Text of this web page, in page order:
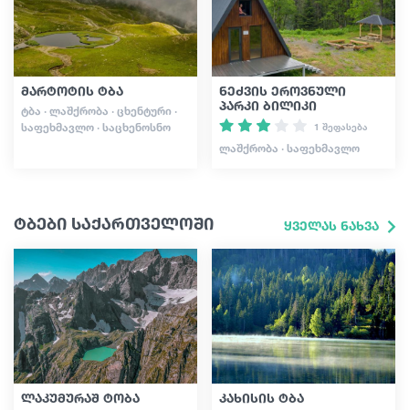
მარტოტის ტბა
ᲢᲑᲐ · ᲚᲐᲨᲥᲠᲝᲑᲐ · ᲪᲮᲔᲜᲢᲣᲠᲘ ·
ᲡᲐᲤᲔᲮᲛᲐᲕᲚᲝ · ᲡᲐᲪᲮᲔᲜᲝᲡᲜᲝ
ნეძვის ეროვნული
პარკი ბილიკი
1 შეფასება
ᲚᲐᲨᲥᲠᲝᲑᲐ · ᲡᲐᲤᲔᲮᲛᲐᲕᲚᲝ
ტბები საქართველოში ყველას ნახვა
ლაკუმურაშ ტობა კახისის ტბა